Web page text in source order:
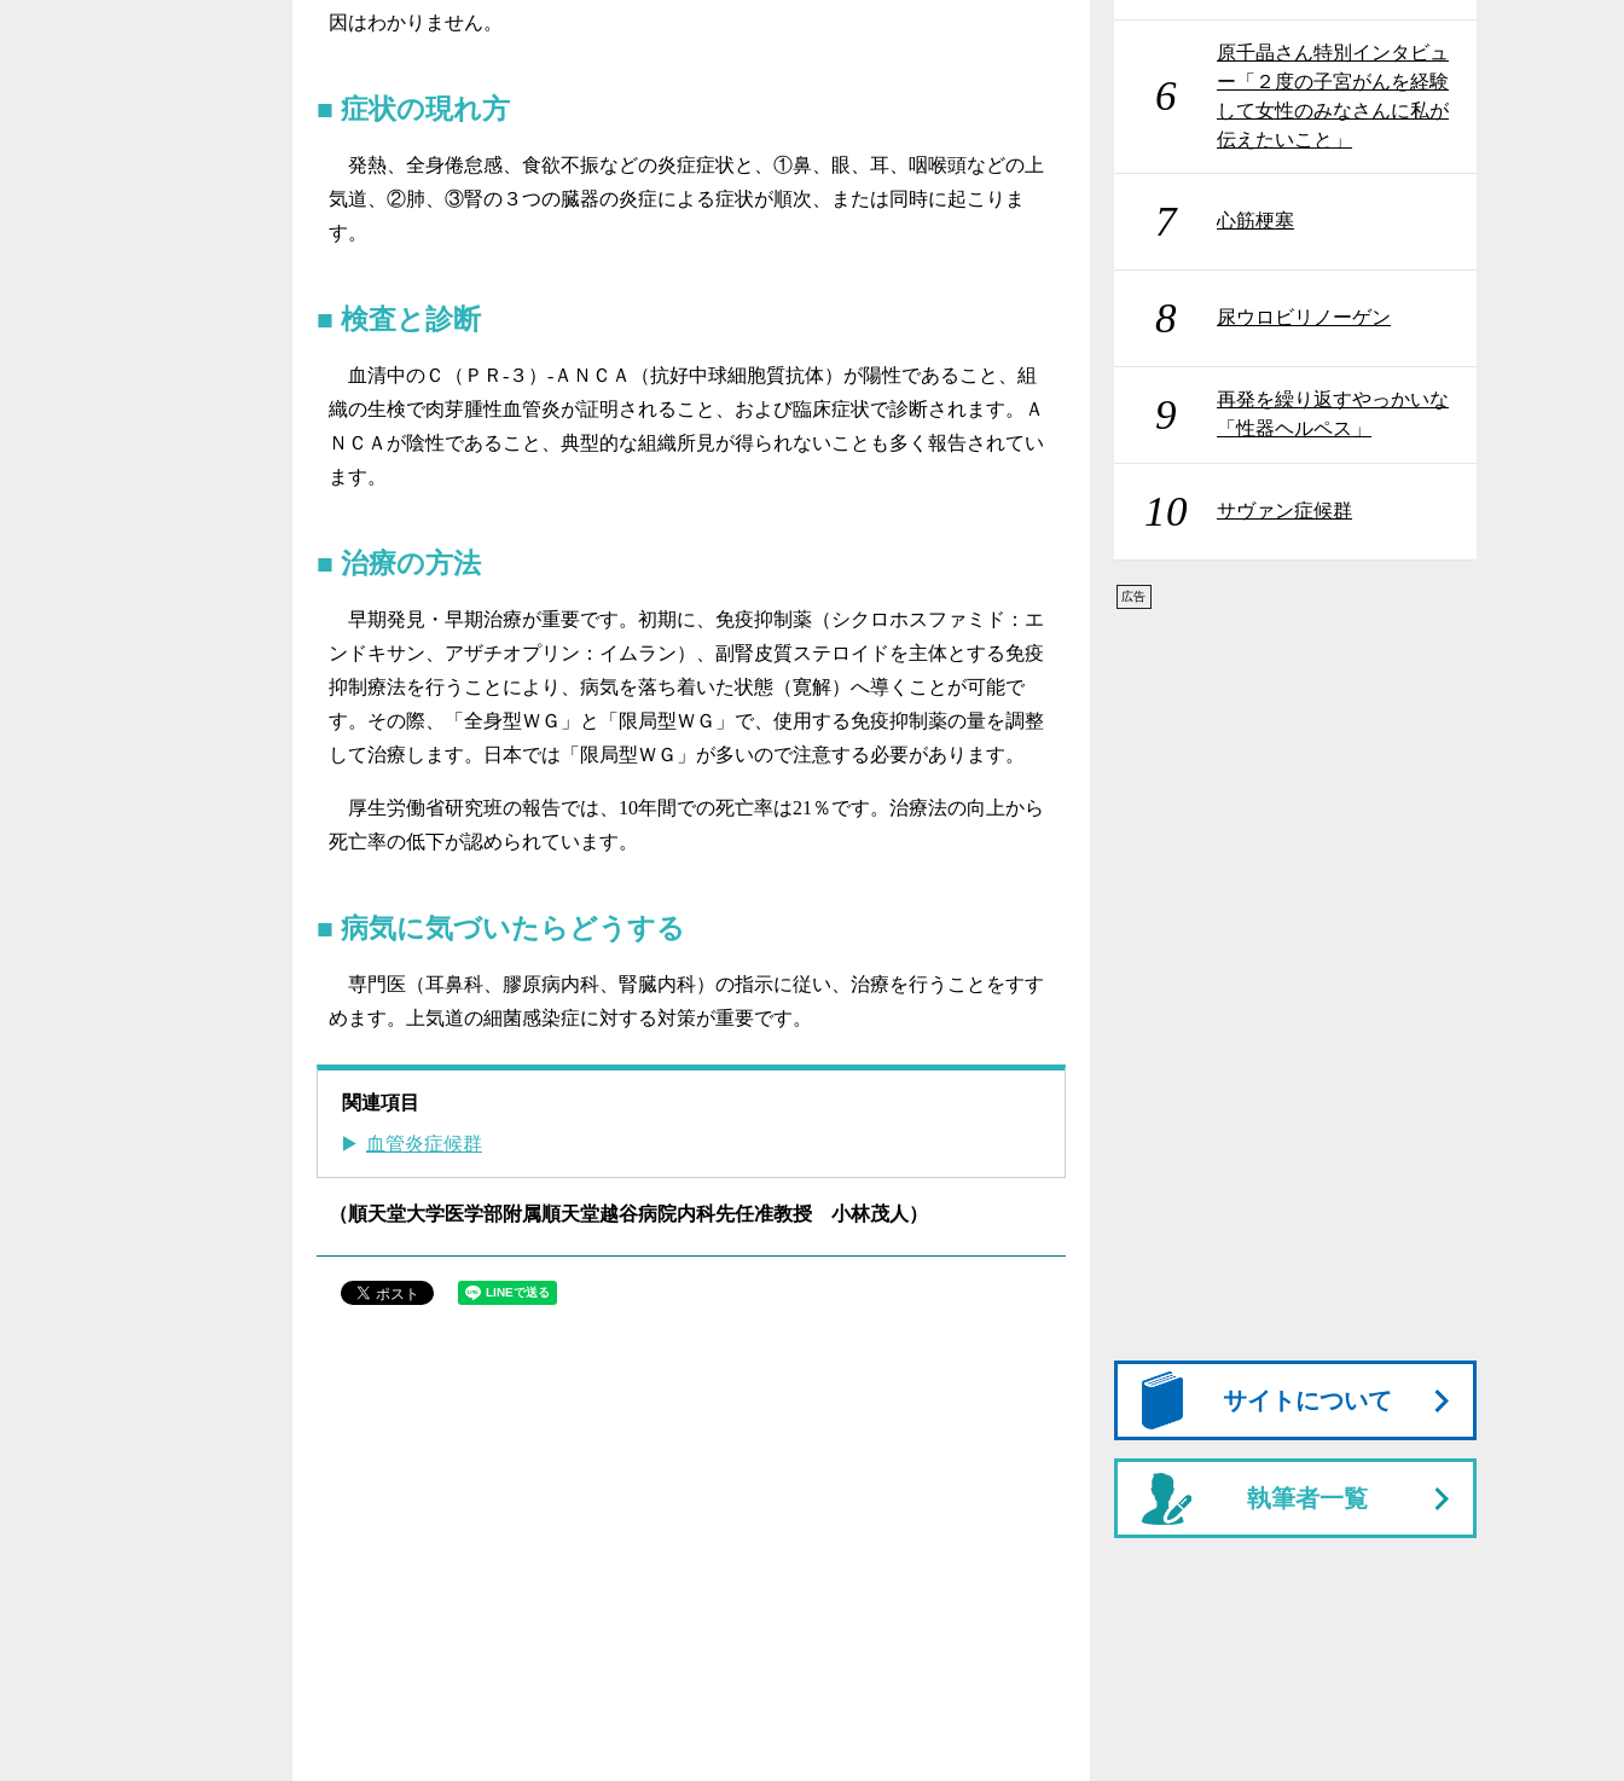
因はわかりません。
症状の現れ方
発熱、全身倦怠感、食欲不振などの炎症症状と、①鼻、眼、耳、咽喉頭などの上
気道、②肺、③腎の３つの臓器の炎症による症状が順次、または同時に起こりま
す。
検査と診断
血清中のＣ（ＰＲ‐３）‐ＡＮＣＡ（抗好中球細胞質抗体）が陽性であること、組
織の生検で肉芽腫性血管炎が証明されること、および臨床症状で診断されます。Ａ
ＮＣＡが陰性であること、典型的な組織所見が得られないことも多く報告されてい
ます。
治療の方法
早期発見・早期治療が重要です。初期に、免疫抑制薬（シクロホスファミド：エ
ンドキサン、アザチオプリン：イムラン）、副腎皮質ステロイドを主体とする免疫
抑制療法を行うことにより、病気を落ち着いた状態（寛解）へ導くことが可能で
す。その際、「全身型ＷＧ」と「限局型ＷＧ」で、使用する免疫抑制薬の量を調整
して治療します。日本では「限局型ＷＧ」が多いので注意する必要があります。
厚生労働省研究班の報告では、10年間での死亡率は21％です。治療法の向上から
死亡率の低下が認められています。
病気に気づいたらどうする
専門医（耳鼻科、膠原病内科、腎臓内科）の指示に従い、治療を行うことをすす
めます。上気道の細菌感染症に対する対策が重要です。
関連項目
血管炎症候群
（順天堂大学医学部附属順天堂越谷病院内科先任准教授 小林茂人）
6
原千晶さん特別インタビュ
ー「２度の子宮がんを経験
して女性のみなさんに私が
伝えたいこと」
7 心筋梗塞
8 尿ウロビリノーゲン
9
再発を繰り返すやっかいな
「性器ヘルペス」
10 サヴァン症候群
広告
サイトについて
執筆者一覧